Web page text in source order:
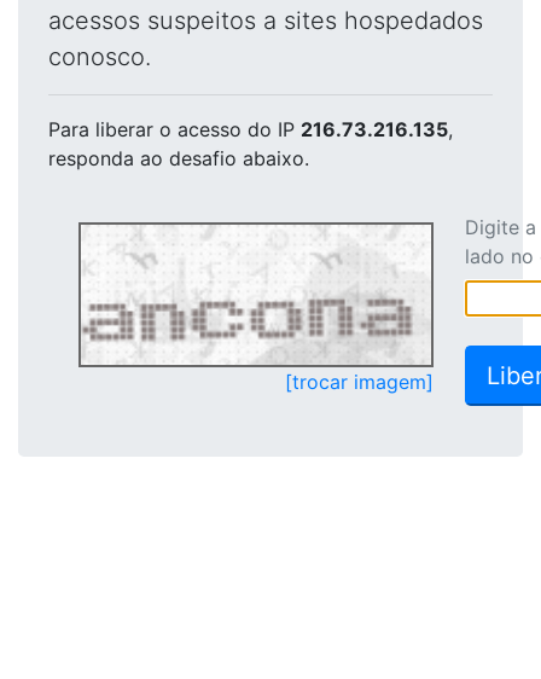
acessos suspeitos a sites hospedados
conosco.
Para liberar o acesso do IP 216.73.216.135,
responda ao desafio abaixo.
[trocar imagem]
Digite
lado no